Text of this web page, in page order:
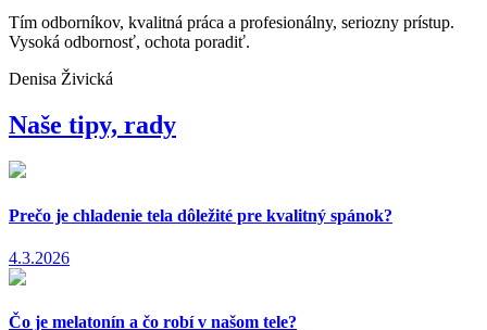
Tím odborníkov, kvalitná práca a profesionálny, seriozny prístup.
Vysoká odbornosť, ochota poradiť.
Denisa Živická
Naše tipy, rady
Prečo je chladenie tela dôležité pre kvalitný spánok?
4.3.2026
Čo je melatonín a čo robí v našom tele?